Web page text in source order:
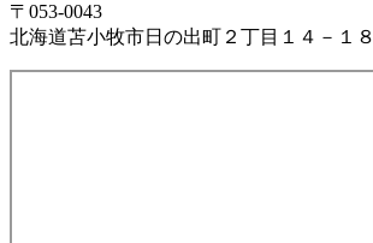
〒053-0043
北海道苫小牧市日の出町２丁目１４－１８